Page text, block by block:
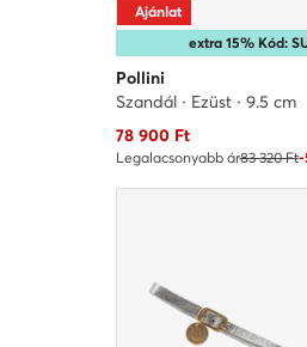
extra 15% Kód:
Ajánlat
Pollini
Szandál · Ezüst · 9.5 cm
Aktuális ár
78 900Ft
Legalacsonyabb ár83 320 Ft-